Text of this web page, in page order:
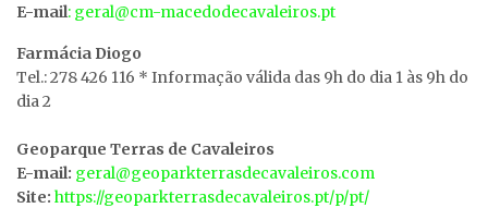
E-mail: geral@cm-macedodecavaleiros.pt
Farmácia Diogo
Tel.: 278 426 116 * Informação válida das 9h do dia 1 às 9h do
dia 2
Geoparque Terras de Cavaleiros
E-mail: geral@geoparkterrasdecavaleiros.com
Site: https://geoparkterrasdecavaleiros.pt/p/pt/